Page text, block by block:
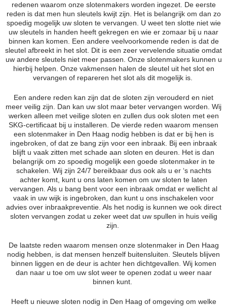
redenen waarom onze slotenmakers worden ingezet. De eerste
reden is dat men hun sleutels kwijt zijn. Het is belangrijk om dan zo
spoedig mogelijk uw sloten te vervangen. U weet ten slotte niet wie
uw sleutels in handen heeft gekregen en wie er zomaar bij u naar
binnen kan komen. Een andere veelvoorkomende reden is dat de
sleutel afbreekt in het slot. Dit is een zeer vervelende situatie omdat
uw andere sleutels niet meer passen. Onze slotenmakers kunnen u
hierbij helpen. Onze vakmensen halen de sleutel uit het slot en
vervangen of repareren het slot als dit mogelijk is.
Een andere reden kan zijn dat de sloten zijn verouderd en niet
meer veilig zijn. Dan kan uw slot maar beter vervangen worden. Wij
werken alleen met veilige sloten en zullen dus ook sloten met een
SKG-certificaat bij u installeren. De vierde reden waarom mensen
een slotenmaker in Den Haag nodig hebben is dat er bij hen is
ingebroken, of dat ze bang zijn voor een inbraak. Bij een inbraak
blijft u vaak zitten met schade aan sloten en deuren. Het is dan
belangrijk om zo spoedig mogelijk een goede slotenmaker in te
schakelen. Wij zijn 24/7 bereikbaar dus ook als u er ‘s nachts
achter komt, kunt u ons laten komen om uw sloten te laten
vervangen. Als u bang bent voor een inbraak omdat er wellicht al
vaak in uw wijk is ingebroken, dan kunt u ons inschakelen voor
advies over inbraakpreventie. Als het nodig is kunnen we ook direct
sloten vervangen zodat u zeker weet dat uw spullen in huis veilig
zijn.
De laatste reden waarom mensen onze slotenmaker in Den Haag
nodig hebben, is dat mensen henzelf buitensluiten. Sleutels blijven
binnen liggen en de deur is achter hen dichtgevallen. Wij komen
dan naar u toe om uw slot weer te openen zodat u weer naar
binnen kunt.
Heeft u nieuwe sloten nodig in Den Haag of omgeving om welke